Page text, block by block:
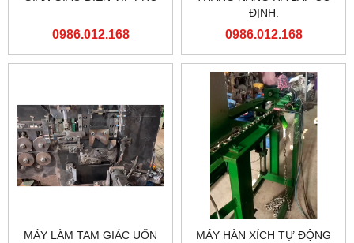
0986.012.168
ĐỊNH.
0986.012.168
MÁY LÀM TAM GIÁC UỐN
MÁY HÀN XÍCH TỰ ĐỘNG